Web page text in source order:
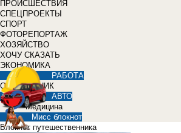
ПРОИСШЕСТВИЯ
СПЕЦПРОЕКТЫ
СПОРТ
ФОТОРЕПОРТАЖ
ХОЗЯЙСТВО
ХОЧУ СКАЗАТЬ
ЭКОНОМИКА
РАБОТА
СПРАВОЧНИК
АВТО
Медицина
Мисс блокнот
Блокнот путешественника